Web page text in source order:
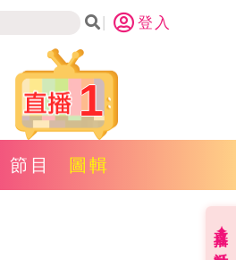
登入
1
節目 圖輯
直播✦活動